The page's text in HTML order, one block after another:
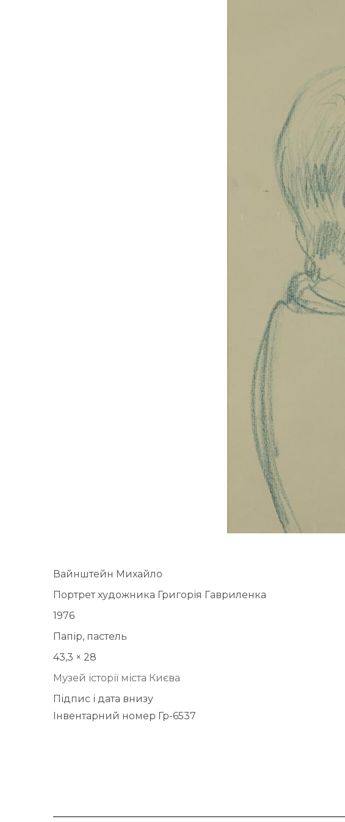
Вайнштейн Михайло
Портрет художника Григорія Гавриленка
1976
Папір, пастель
43,3 × 28
Музей історії міста Києва
Підпис і дата внизу
Інвентарний номер Гр-6537